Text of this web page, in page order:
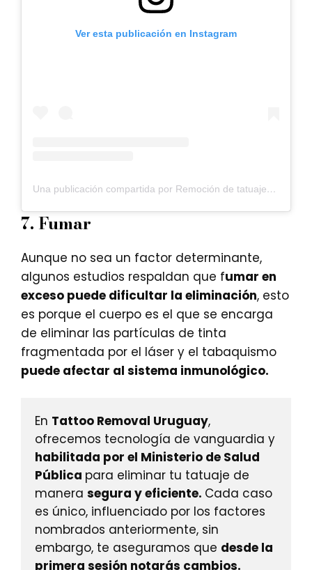
Ver esta publicación en Instagram
Una publicación compartida por Remoción de tatuajes by LA CROIX (@tattooremovaluruguay)
7. Fumar
Aunque no sea un factor determinante,
algunos estudios respaldan que fumar en
exceso puede dificultar la eliminación, esto
es porque el cuerpo es el que se encarga
de eliminar las partículas de tinta
fragmentada por el láser y el tabaquismo
puede afectar al sistema inmunológico.
En Tattoo Removal Uruguay,
habilitada por el Ministerio de Salud
Pública para eliminar tu tatuaje de
manera segura y eficiente. Cada caso
es único, influenciado por los factores
nombrados anteriormente, sin
embargo, te aseguramos que desde la
primera sesión notarás cambios.